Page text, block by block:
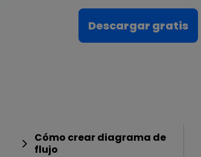
Descargar gratis
Cómo crear diagrama de
flujo